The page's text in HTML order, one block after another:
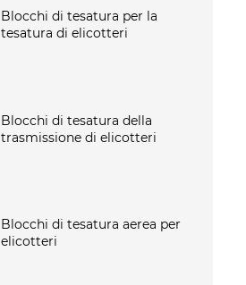
Blocchi di tesatura per la
tesatura di elicotteri
Blocchi di tesatura della
trasmissione di elicotteri
Blocchi di tesatura aerea per
elicotteri